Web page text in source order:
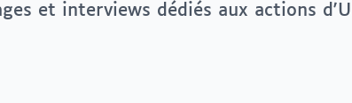
et interviews dédiés aux actions